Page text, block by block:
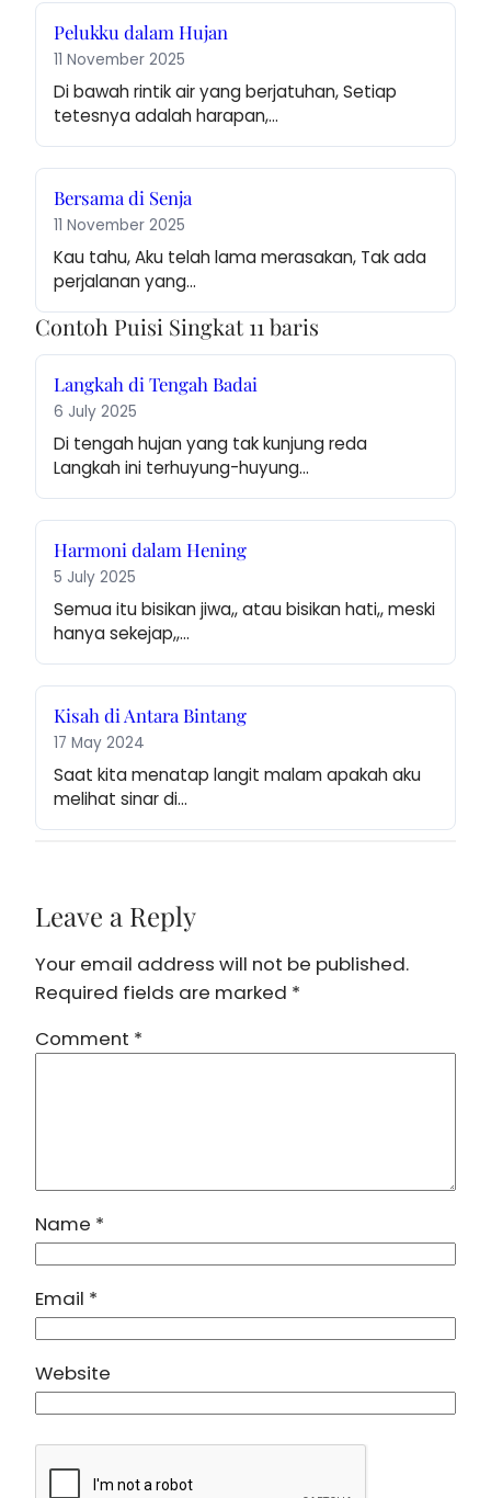
Pelukku dalam Hujan
11 November 2025
Di bawah rintik air yang berjatuhan, Setiap
tetesnya adalah harapan,…
Bersama di Senja
11 November 2025
Kau tahu, Aku telah lama merasakan, Tak ada
perjalanan yang…
Contoh Puisi Singkat 11 baris
Langkah di Tengah Badai
6 July 2025
Di tengah hujan yang tak kunjung reda
Langkah ini terhuyung-huyung…
Harmoni dalam Hening
5 July 2025
Semua itu bisikan jiwa,, atau bisikan hati,, meski
hanya sekejap,,…
Kisah di Antara Bintang
17 May 2024
Saat kita menatap langit malam apakah aku
melihat sinar di…
Leave a Reply
Your email address will not be published.
Required fields are marked *
Comment *
Name *
Email *
Website